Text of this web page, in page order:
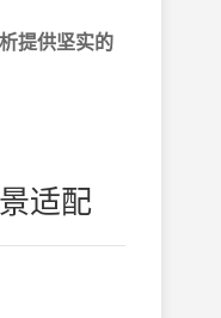
提供坚实的
适配